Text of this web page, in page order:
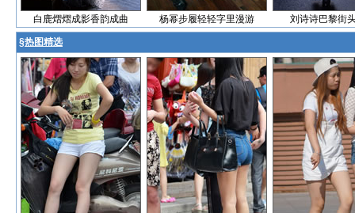
白鹿熠熠成影香韵成曲 杨幂步履轻轻字里漫游 刘诗诗巴黎街
§热图精选